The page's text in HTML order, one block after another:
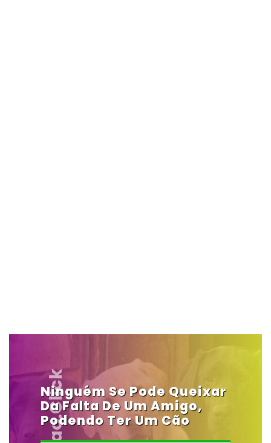
Ninguém Se Pode Queixar
Da Falta De Um Amigo,
Podendo Ter Um Cão